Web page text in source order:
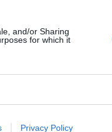
and/or Sharing
for which it
Privacy Policy